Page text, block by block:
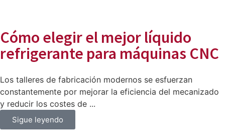
Cómo elegir el mejor líquido
refrigerante para máquinas CNC
Los talleres de fabricación modernos se esfuerzan
constantemente por mejorar la eficiencia del mecanizado
y reducir los costes de ...
Sigue leyendo